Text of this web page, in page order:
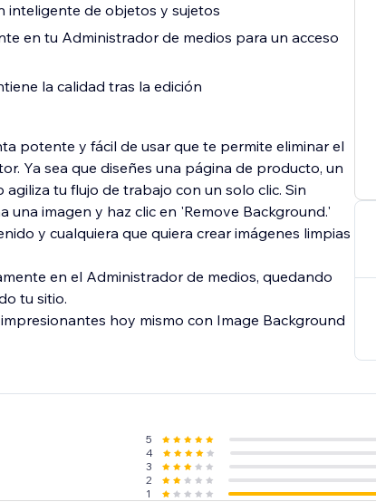
inteligente de objetos y sujetos
en tu Administrador de medios para un acceso
la calidad tras la edición
potente y fácil de usar que te permite eliminar el
Ya sea que diseñes una página de producto, un
tu flujo de trabajo con un solo clic. Sin
una imagen y haz clic en 'Remove Background.'
y cualquiera que quiera crear imágenes limpias
en el Administrador de medios, quedando
tu sitio.
hoy mismo con Image Background
5
4
3
2
1